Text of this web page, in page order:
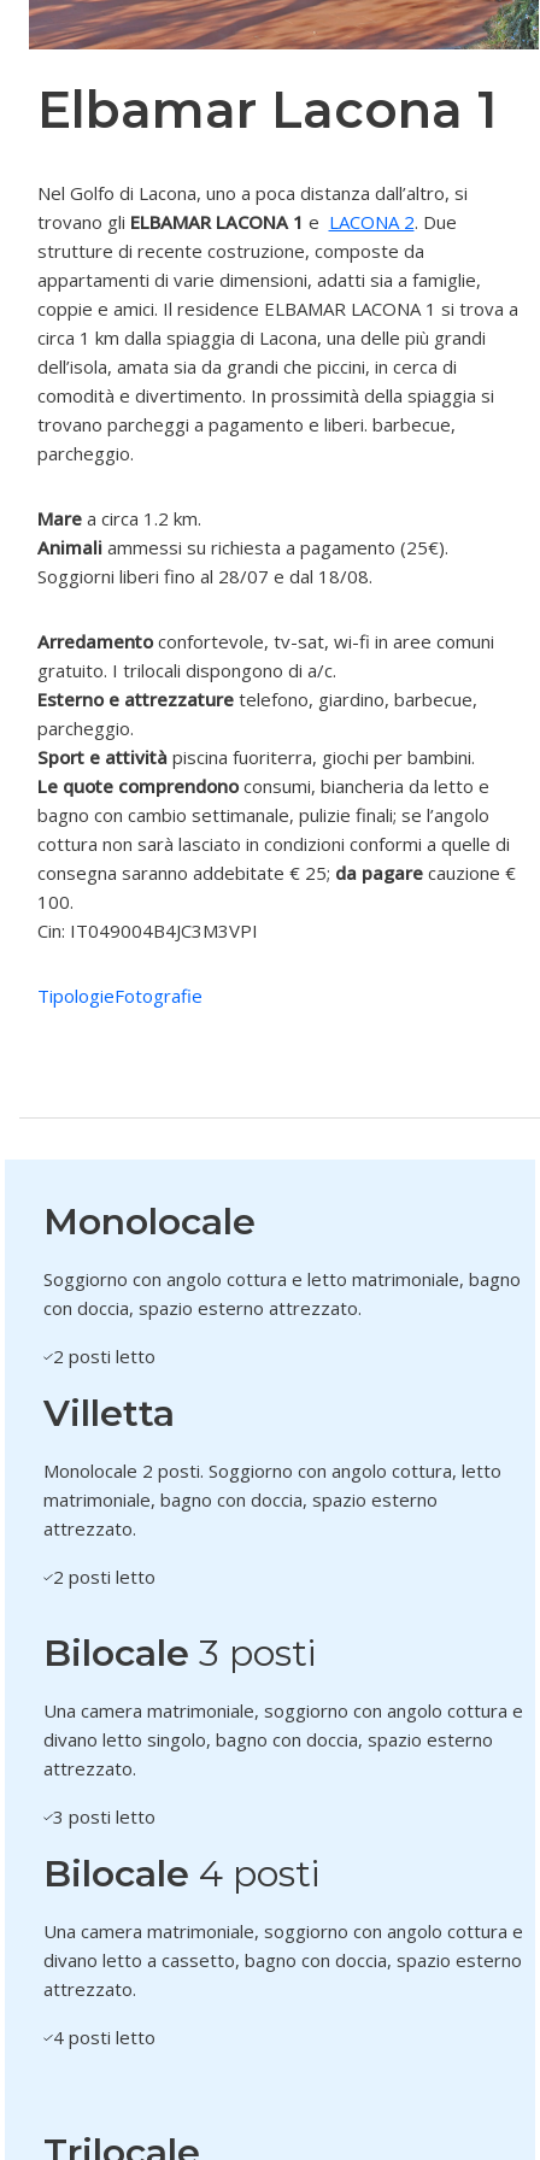
Elbamar Lacona 1
Nel Golfo di Lacona, uno a poca distanza dall’altro, si
trovano gli ELBAMAR LACONA 1 e LACONA 2. Due
strutture di recente costruzione, composte da
appartamenti di varie dimensioni, adatti sia a famiglie,
coppie e amici. Il residence ELBAMAR LACONA 1 si trova a
circa 1 km dalla spiaggia di Lacona, una delle più grandi
dell’isola, amata sia da grandi che piccini, in cerca di
comodità e divertimento. In prossimità della spiaggia si
trovano parcheggi a pagamento e liberi. barbecue,
parcheggio.
Marea circa 1.2 km.
Animaliammessi su richiesta a pagamento (25€).
Soggiorni liberi fino al 28/07 e dal 18/08.
Arredamentoconfortevole, tv-sat, wi-fi in aree comuni
gratuito. I trilocali dispongono di a/c.
Esterno e attrezzaturetelefono, giardino, barbecue,
parcheggio.
Sport e attività piscina fuoriterra, giochi per bambini.
Le quote comprendonoconsumi, biancheria da letto e
bagno con cambio settimanale, pulizie finali; se l’angolo
cottura non sarà lasciato in condizioni conformi a quelle di
consegna saranno addebitate € 25; da pagarecauzione €
100.
Cin: IT049004B4JC3M3VPI
TipologieFotografie
Monolocale
Soggiorno con angolo cottura e letto matrimoniale, bagno
con doccia, spazio esterno attrezzato.
2 posti letto
Villetta
Monolocale 2 posti. Soggiorno con angolo cottura, letto
matrimoniale, bagno con doccia, spazio esterno
attrezzato.
2 posti letto
Bilocale3 posti
Una camera matrimoniale, soggiorno con angolo cottura e
divano letto singolo, bagno con doccia, spazio esterno
attrezzato.
3 posti letto
Bilocale 4 posti
Una camera matrimoniale, soggiorno con angolo cottura e
divano letto a cassetto, bagno con doccia, spazio esterno
attrezzato.
4 posti letto